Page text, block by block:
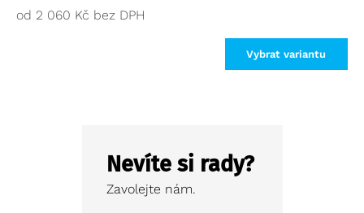
od 2 060 Kč
Vybrat variantu
Nevíte si rady?
Zavolejte nám.